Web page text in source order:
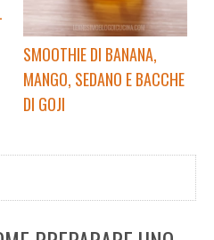
SMOOTHIE DI BANANA,
MANGO, SEDANO E BACCHE
DI GOJI